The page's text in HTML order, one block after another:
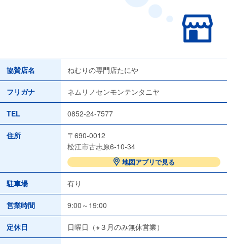
協賛店名 ねむりの専門店たにや
フリガナ ネムリノセンモンテンタニヤ
TEL 0852-24-7577
住所
〒690-0012
松江市古志原6-10-34
地図アプリで見る
駐車場 有り
営業時間 9:00～19:00
定休日 日曜日（※３月のみ無休営業）